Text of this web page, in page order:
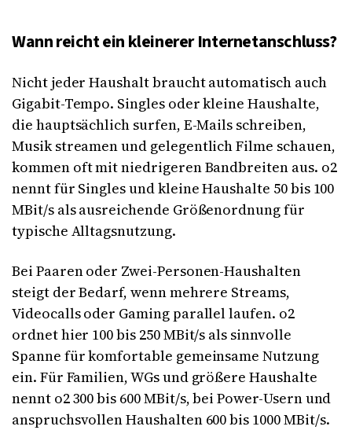
Wann reicht ein kleinerer Internetanschluss?
Nicht jeder Haushalt braucht automatisch auch
Gigabit-Tempo. Singles oder kleine Haushalte,
die hauptsächlich surfen, E-Mails schreiben,
Musik streamen und gelegentlich Filme schauen,
kommen oft mit niedrigeren Bandbreiten aus. o2
nennt für Singles und kleine Haushalte 50 bis 100
MBit/s als ausreichende Größenordnung für
typische Alltagsnutzung.
Bei Paaren oder Zwei-Personen-Haushalten
steigt der Bedarf, wenn mehrere Streams,
Videocalls oder Gaming parallel laufen. o2
ordnet hier 100 bis 250 MBit/s als sinnvolle
Spanne für komfortable gemeinsame Nutzung
ein. Für Familien, WGs und größere Haushalte
nennt o2 300 bis 600 MBit/s, bei Power-Usern und
anspruchsvollen Haushalten 600 bis 1000 MBit/s.